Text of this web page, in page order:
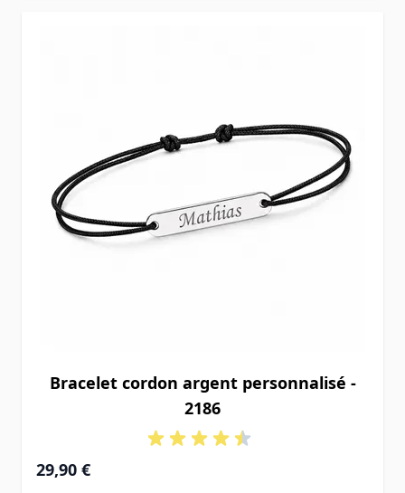
Bracelet cordon argent personnalisé -
2186
29,90 €